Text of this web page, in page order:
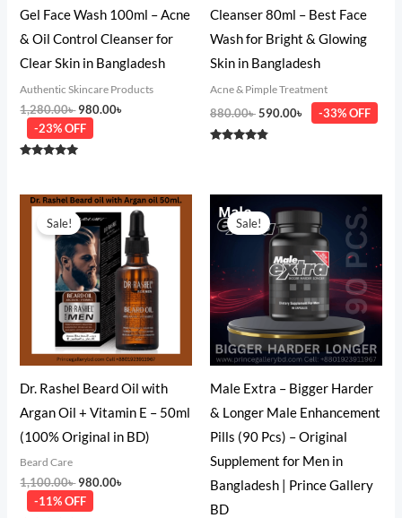
Gel Face Wash 100ml – Acne
& Oil Control Cleanser for
Clear Skin in Bangladesh
Authentic Skincare Products
1,280.00৳ 980.00৳
-23% OFF
Cleanser 80ml – Best Face
Wash for Bright & Glowing
Skin in Bangladesh
Acne & Pimple Treatment
880.00৳590.00৳ -33% OFF
Sale!
Dr. Rashel Beard Oil with
Argan Oil + Vitamin E – 50ml
(100% Original in BD)
Beard Care
1,100.00৳
Original
price
was:
1,100.00৳ .
980.00৳
Current
price
is:
980.00৳ .
-11% OFF
Sale!
Male Extra – Bigger Harder
& Longer Male Enhancement
Pills (90 Pcs) – Original
Supplement for Men in
Bangladesh | Prince Gallery
BD
price
was:
7,800.00৳ .
price
5,880.00৳ .